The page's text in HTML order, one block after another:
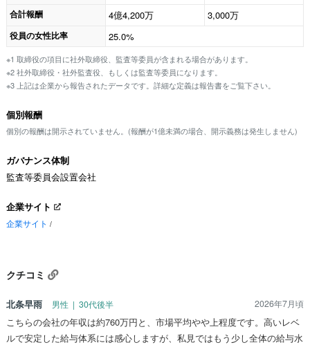
合計報酬 4億4,200万 3,000万
役員の女性比率 25.0%
※1 取締役の項目に社外取締役、監査等委員が含まれる場合があります。
※2 社外取締役・社外監査役、もしくは監査等委員になります。
※3 上記は企業から報告されたデータです。詳細な定義は報告書をご覧下さい。
個別報酬
個別の報酬は開示されていません。(報酬が1億未満の場合、開示義務は発生しません)
ガバナンス体制
監査等委員会設置会社
企業サイト
企業サイト /
クチコミ
北条早雨 男性 | 30代後半 2026年7月頃
こちらの会社の年収は約760万円と、市場平均やや上程度です。高いレベ
ルで安定した給与体系には感心しますが、私見ではもう少し全体の給与水